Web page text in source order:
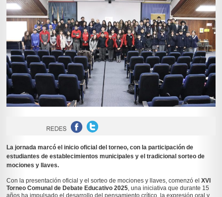
La jornada marcó el inicio oficial del torneo, con la participación de
estudiantes de establecimientos municipales y el tradicional sorteo de
mociones y llaves.
Con la presentación oficial y el sorteo de mociones y llaves, comenzó el XVI
Torneo Comunal de Debate Educativo 2025, una iniciativa que durante 15